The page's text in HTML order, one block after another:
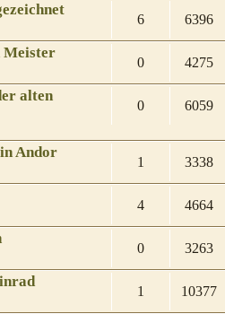
6 6396
Meister
0 4275
alten
0 6059
Andor
1 3338
4 4664
0 3263
1 10377